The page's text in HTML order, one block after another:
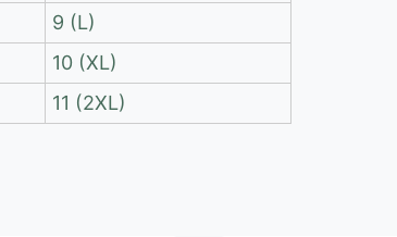
9 (L)
10 (XL)
11 (2XL)